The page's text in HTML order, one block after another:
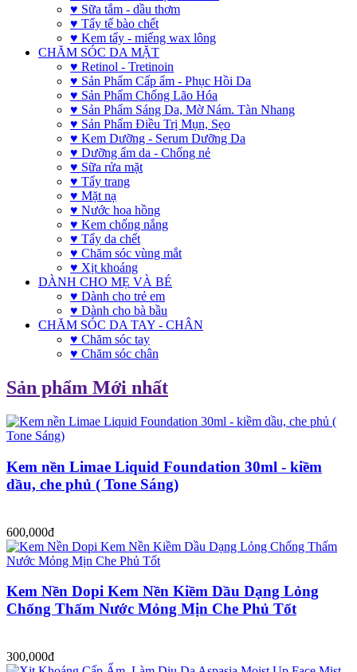
♥ Sữa tắm - dầu thơm
♥ Tẩy tế bào chết
♥ Kem tẩy - miếng wax lông
CHĂM SÓC DA MẶT
♥ Retinol - Tretinoin
♥ Sản Phẩm Cấp ẩm - Phục Hồi Da
♥ Sản Phẩm Chống Lão Hóa
♥ Sản Phẩm Sáng Da, Mờ Nám. Tàn Nhang
♥ Sản Phẩm Điều Trị Mụn, Sẹo
♥ Kem Dưỡng - Serum Dưỡng Da
♥ Dưỡng ẩm da - Chống nẻ
♥ Sữa rửa mặt
♥ Tẩy trang
♥ Mặt nạ
♥ Nước hoa hồng
♥ Kem chống nắng
♥ Tẩy da chết
♥ Chăm sóc vùng mắt
♥ Xịt khoáng
DÀNH CHO MẸ VÀ BÉ
♥ Dành cho trẻ em
♥ Dành cho bà bầu
CHĂM SÓC DA TAY - CHÂN
♥ Chăm sóc tay
♥ Chăm sóc chân
Sản phẩm Mới nhất
Kem nền Limae Liquid Foundation 30ml - kiềm
dầu, che phủ ( Tone Sáng)
600,000đ
Kem Nền Dopi Kem Nền Kiềm Dầu Dạng Lỏng
Chống Thấm Nước Mỏng Mịn Che Phủ Tốt
300,000đ